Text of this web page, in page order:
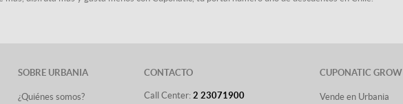
SOBRE URBANIA
¿Quiénes somos?
CONTACTO
Call Center: 2 23071900
CUPONATIC GROW
Vende en Urbania